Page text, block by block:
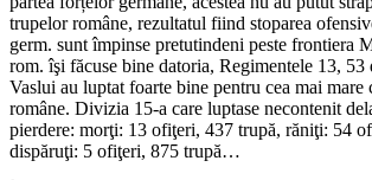
trupelor române, rezultatul fiind stoparea
germ. sunt împinse pretutindeni peste frontiera
rom. îşi făcuse bine datoria, Regimentele 13,
Vaslui au luptat foarte bine pentru cea mai mare
române. Divizia 15-a care luptase necontenit
pierdere: morţi: 13 ofiţeri, 437 trupă, răniţi: 54
dispăruţi: 5 ofiţeri, 875 trupă…